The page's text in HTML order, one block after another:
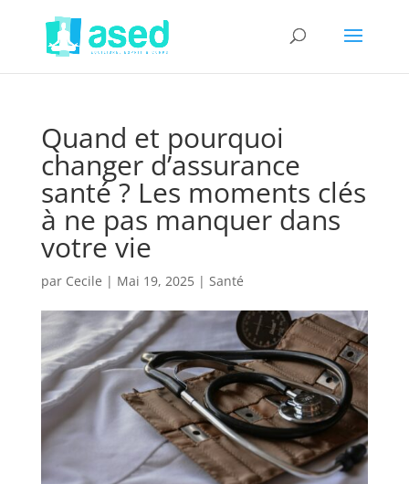
Quand et pourquoi
changer d’assurance
santé ? Les moments clés
à ne pas manquer dans
votre vie
par Cecile | Mai 19, 2025| Santé